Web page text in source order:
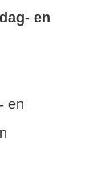
en
en